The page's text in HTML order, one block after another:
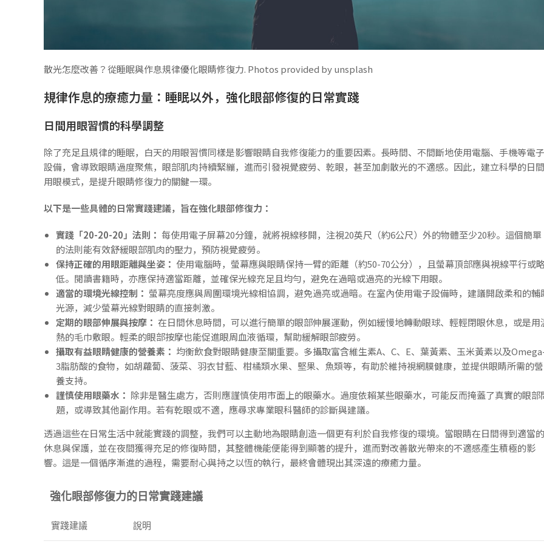
散光怎麼改善？從睡眠與作息規律優化眼睛修復力. Photos provided by unsplash
規律作息的療癒力量：睡眠以外，強化眼部修復的日常實踐
日間用眼習慣的科學調整
除了充足且規律的睡眠，白天的用眼習慣同樣是影響眼睛自我修復能力的重要因素。長時間、不間斷地使用電腦、手機等電子
設備，會導致眼睛過度聚焦，眼部肌肉持續緊繃，進而引發視覺疲勞、乾眼，甚至加劇散光的不適感。因此，建立科學的日間
用眼模式，是提升眼睛修復力的關鍵一環。
以下是一些具體的日常實踐建議，旨在強化眼部修復力：
實踐「20-20-20」法則： 每使用電子屏幕20分鐘，就將視線移開，注視20英尺（約6公尺）外的物體至少20秒。這個簡單
的法則能有效舒緩眼部肌肉的壓力，預防視覺疲勞。
保持正確的用眼距離與坐姿： 使用電腦時，螢幕應與眼睛保持一臂的距離（約50-70公分），且螢幕頂部應與視線平行或
低。閱讀書籍時，亦應保持適當距離，並確保光線充足且均勻，避免在過暗或過亮的光線下用眼。
適當的環境光線控制： 螢幕亮度應與周圍環境光線相協調，避免過亮或過暗。在室內使用電子設備時，建議開啟柔和的輔
光源，減少螢幕光線對眼睛的直接刺激。
定期的眼部伸展與按摩： 在日間休息時間，可以進行簡單的眼部伸展運動，例如緩慢地轉動眼球、輕輕閉眼休息，或是用
熱的毛巾敷眼。輕柔的眼部按摩也能促進眼周血液循環，幫助緩解眼部疲勞。
攝取有益眼睛健康的營養素： 均衡飲食對眼睛健康至關重要。多攝取富含維生素A、C、E、葉黃素、玉米黃素以及
3脂肪酸的食物，如胡蘿蔔、菠菜、羽衣甘藍、柑橘類水果、堅果、魚類等，有助於維持視網膜健康，並提供眼睛所需的營
養支持。
謹慎使用眼藥水： 除非是醫生處方，否則應謹慎使用市面上的眼藥水。過度依賴某些眼藥水，可能反而掩蓋了真實的眼部
題，或導致其他副作用。若有乾眼或不適，應尋求專業眼科醫師的診斷與建議。
透過這些在日常生活中就能實踐的調整，我們可以主動地為眼睛創造一個更有利於自我修復的環境。當眼睛在日間得到適當的
休息與保護，並在夜間獲得充足的修復時間，其整體機能便能得到顯著的提升，進而對改善散光帶來的不適感產生積極的影
響。這是一個循序漸進的過程，需要耐心與持之以恆的執行，最終會體現出其深遠的療癒力量。
強化眼部修復力的日常實踐建議
實踐建議 說明